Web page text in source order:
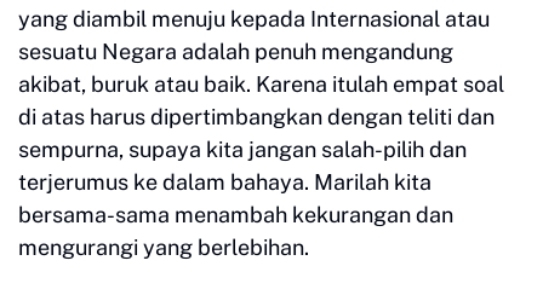
yang diambil menuju kepada Internasional atau
sesuatu Negara adalah penuh mengandung
akibat, buruk atau baik. Karena itulah empat soal
di atas harus dipertimbangkan dengan teliti dan
sempurna, supaya kita jangan salah-pilih dan
terjerumus ke dalam bahaya. Marilah kita
bersama-sama menambah kekurangan dan
mengurangi yang berlebihan.